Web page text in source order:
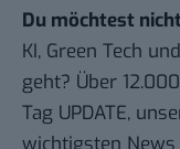
Du möchtest
KI, Green Tech
geht? Über
Tag UPDATE,
wichtigsten News